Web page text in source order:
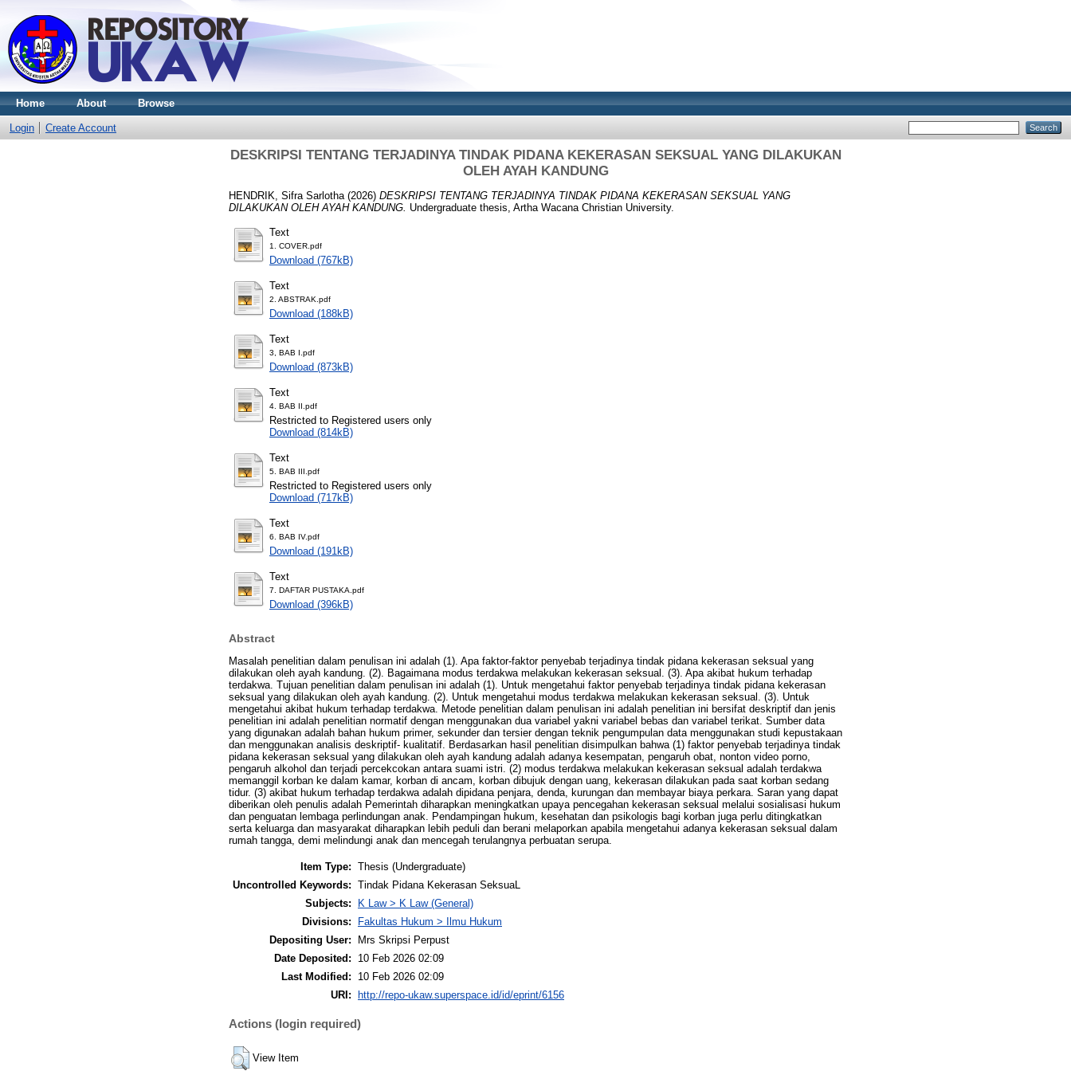
Home About Browse
Login Create Account
DESKRIPSI TENTANG TERJADINYA TINDAK PIDANA KEKERASAN SEKSUAL YANG DILAKUKAN
OLEH AYAH KANDUNG
HENDRIK, Sifra Sarlotha (2026) DESKRIPSI TENTANG TERJADINYA TINDAK PIDANA KEKERASAN SEKSUAL YANG
DILAKUKAN OLEH AYAH KANDUNG. Undergraduate thesis, Artha Wacana Christian University.
Text
1. COVER.pdf
Download (767kB)
Text
2. ABSTRAK.pdf
Download (188kB)
Text
3, BAB I.pdf
Download (873kB)
Text
4. BAB II.pdf
Restricted to Registered users only
Download (814kB)
Text
5. BAB III.pdf
Restricted to Registered users only
Download (717kB)
Text
6. BAB IV.pdf
Download (191kB)
Text
7. DAFTAR PUSTAKA.pdf
Download (396kB)
Abstract
Masalah penelitian dalam penulisan ini adalah (1). Apa faktor-faktor penyebab terjadinya tindak pidana kekerasan seksual yang
dilakukan oleh ayah kandung. (2). Bagaimana modus terdakwa melakukan kekerasan seksual. (3). Apa akibat hukum terhadap
terdakwa. Tujuan penelitian dalam penulisan ini adalah (1). Untuk mengetahui faktor penyebab terjadinya tindak pidana kekerasan
seksual yang dilakukan oleh ayah kandung. (2). Untuk mengetahui modus terdakwa melakukan kekerasan seksual. (3). Untuk
mengetahui akibat hukum terhadap terdakwa. Metode penelitian dalam penulisan ini adalah penelitian ini bersifat deskriptif dan jenis
penelitian ini adalah penelitian normatif dengan menggunakan dua variabel yakni variabel bebas dan variabel terikat. Sumber data
yang digunakan adalah bahan hukum primer, sekunder dan tersier dengan teknik pengumpulan data menggunakan studi kepustakaan
dan menggunakan analisis deskriptif- kualitatif. Berdasarkan hasil penelitian disimpulkan bahwa (1) faktor penyebab terjadinya tindak
pidana kekerasan seksual yang dilakukan oleh ayah kandung adalah adanya kesempatan, pengaruh obat, nonton video porno,
pengaruh alkohol dan terjadi percekcokan antara suami istri. (2) modus terdakwa melakukan kekerasan seksual adalah terdakwa
memanggil korban ke dalam kamar, korban di ancam, korban dibujuk dengan uang, kekerasan dilakukan pada saat korban sedang
tidur. (3) akibat hukum terhadap terdakwa adalah dipidana penjara, denda, kurungan dan membayar biaya perkara. Saran yang dapat
diberikan oleh penulis adalah Pemerintah diharapkan meningkatkan upaya pencegahan kekerasan seksual melalui sosialisasi hukum
dan penguatan lembaga perlindungan anak. Pendampingan hukum, kesehatan dan psikologis bagi korban juga perlu ditingkatkan
serta keluarga dan masyarakat diharapkan lebih peduli dan berani melaporkan apabila mengetahui adanya kekerasan seksual dalam
rumah tangga, demi melindungi anak dan mencegah terulangnya perbuatan serupa.
Item Type: Thesis (Undergraduate)
Uncontrolled Keywords: Tindak Pidana Kekerasan SeksuaL
Subjects:
K Law > K Law (General)
Divisions:
Fakultas Hukum > Ilmu Hukum
Depositing User:
Mrs Skripsi Perpust
Date Deposited:
10 Feb 2026 02:09
Last Modified:
10 Feb 2026 02:09
URI:
http://repo-ukaw.superspace.id/id/eprint/6156
Actions (login required)
View Item